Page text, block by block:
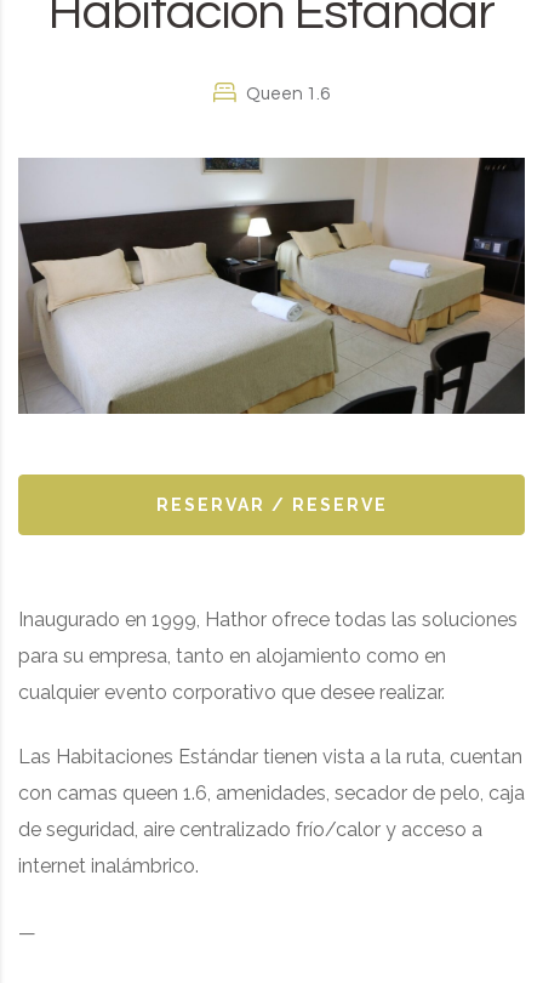
Habitación Estándar
Queen 1.6
Las Habitaciones Estándar tienen vista a la ruta, cuentan
con camas queen 1.6, amenidades, secador de pelo, caja
de seguridad, aire centralizado frío/calor y acceso a
internet inalámbrico.
—
RESERVAR / RESERVE
Inaugurado en 1999, Hathor ofrece todas las soluciones
para su empresa, tanto en alojamiento como en
cualquier evento corporativo que desee realizar.